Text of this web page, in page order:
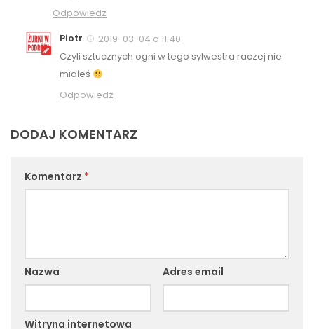
Odpowiedz
Piotr
2019-03-04 o 11:40
Czyli sztucznych ogni w tego sylwestra raczej nie
miałeś
Odpowiedz
DODAJ KOMENTARZ
Komentarz *
Nazwa Adres email
Witryna internetowa